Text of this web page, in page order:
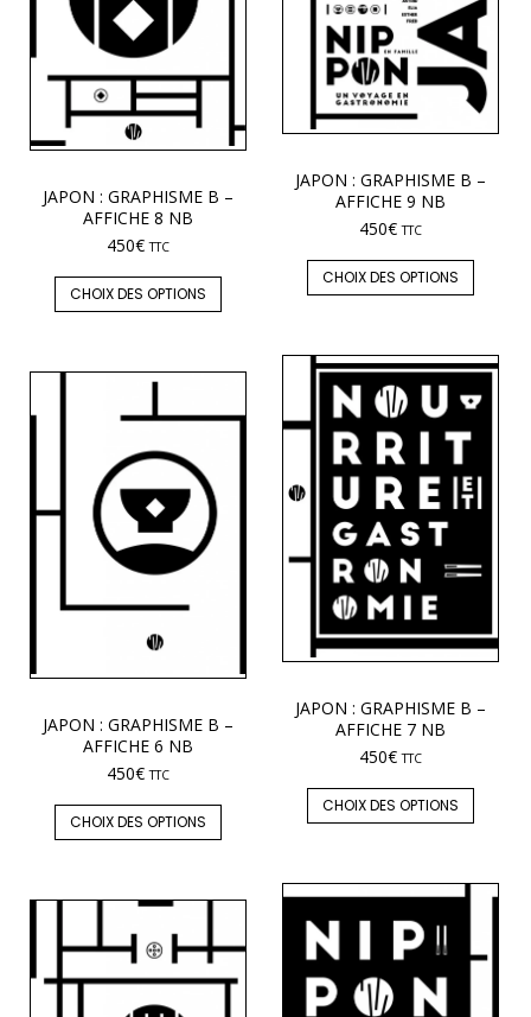
JAPON : GRAPHISME B –
AFFICHE 9 NB
450€ TTC
CHOIX DES OPTIONS
JAPON : GRAPHISME B –
AFFICHE 8 NB
450€ TTC
CHOIX DES OPTIONS
JAPON : GRAPHISME B –
AFFICHE 7 NB
450€ TTC
CHOIX DES OPTIONS
JAPON : GRAPHISME B –
AFFICHE 6 NB
450€ TTC
CHOIX DES OPTIONS